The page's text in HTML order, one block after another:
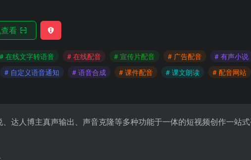
看
# 在线文字转语音 # 在线配音 # 宣传片配音 # 广告配音
# 有声小说
# 自定义语音通知 # 语音合成 # 课件配音 # 课文朗读 # 配音网站
达人博主真声输出、声音克隆等多种功能于一体的短视频创作一站